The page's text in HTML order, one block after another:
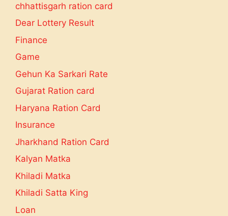
chhattisgarh ration card
Dear Lottery Result
Finance
Game
Gehun Ka Sarkari Rate
Gujarat Ration card
Haryana Ration Card
Insurance
Jharkhand Ration Card
Kalyan Matka
Khiladi Matka
Khiladi Satta King
Loan